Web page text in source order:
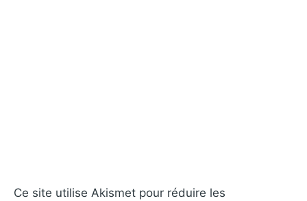
Ce site utilise Akismet pour réduire les